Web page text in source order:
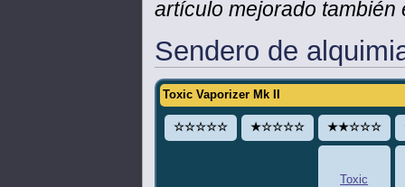
artículo mejorado también
Sendero de
Toxic Vaporizer Mk II
☆☆☆☆☆ ★☆☆☆☆ ★★☆☆☆
Toxic